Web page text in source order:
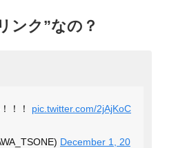
ンク”なの？
！！ pic.twitter.com/2jAjKoC
December 1, 20